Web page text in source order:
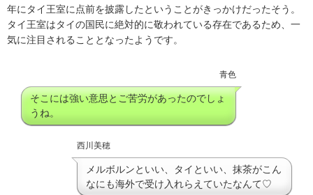
年にタイ王室に点前を披露したということがきっかけだったそう。
タイ王室はタイの国民に絶対的に敬われている存在であるため、一
気に注目されることとなったようです。
青色
そこには強い意思とご苦労があったのでしょ
うね。
西川美穂
メルボルンといい、タイといい、抹茶がこん
なにも海外で受け入れらえていたなんて♡